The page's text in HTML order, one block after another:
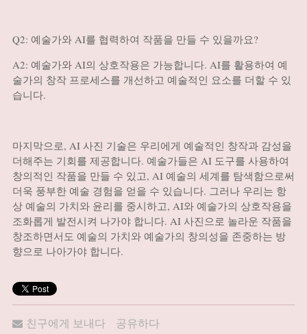
Q2: 예술가와 AI를 협력하여 작품을 만들 수 있을까요?
A2: 예술가와 AI의 상호작용은 가능합니다. AI를 활용하여 예
술가의 창작 프로세스를 개선하고 예술적인 요소를 더할 수 있
습니다.
마지막으로, AI 사진 기술은 우리에게 예술적인 창작과 감성을
더해주는 기회를 제공합니다. 예술가들은 AI 도구를 사용하여
창의적인 작품을 만들 수 있고, AI 예술의 세계를 탐색함으로써
더욱 풍부한 예술 경험을 얻을 수 있습니다. 그러나 우리는 항
상 예술의 가치와 윤리를 중시하고, AI와 예술가의 상호작용을
조화롭게 발전시켜 나가야 합니다. AI 사진으로 놀라운 작품을
창조하면서도 예술의 가치와 예술가의 창의성을 존중하는 방
향으로 나아가야 합니다.
친구에게 보내다
공유하다